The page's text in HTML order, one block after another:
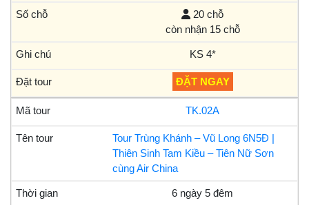
20 chỗ
còn nhận 15 chỗ
KS 4*
ĐẶT NGAY
TK.02A
Tour Trùng Khánh – Vũ Long 6N5Đ |
Thiên Sinh Tam Kiều – Tiên Nữ Sơn
cùng Air China
6 ngày 5 đêm